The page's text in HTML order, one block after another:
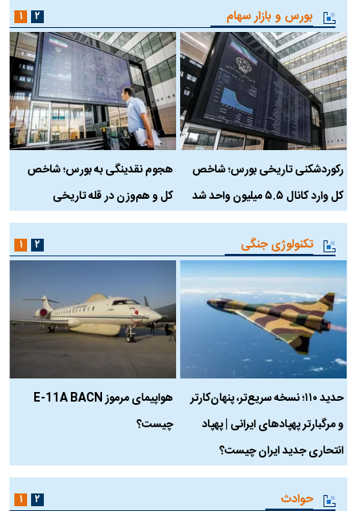
بورس و بازار سهام
رکوردشکنی تاریخی بورس؛ شاخص
کل وارد کانال ۵.۵ میلیون واحد شد
هجوم نقدینگی به بورس؛ شاخص
کل و هم‌وزن در قله تاریخی
۱ ۲
تکنولوژی جنگی
حدید ۱۱۰؛ نسخه سریع‌تر، پنهان‌کارتر
و مرگبارتر پهپادهای ایرانی | پهپاد
انتحاری جدید ایران چیست؟
هواپیمای مرموز E-11A BACN
چیست؟
۱ ۲
حوادث ۱ ۲